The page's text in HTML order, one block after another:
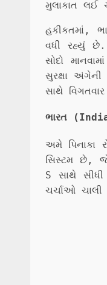
મુલાકાત લઈ
હકીકતમાં,
વધી રહ્યું છે.
સોદો
સુરક્ષા
સાથે
ભારત
અમે પિનાકા
સિસ્ટમ છે, જે
S સાથે
ચર્ચાઓ